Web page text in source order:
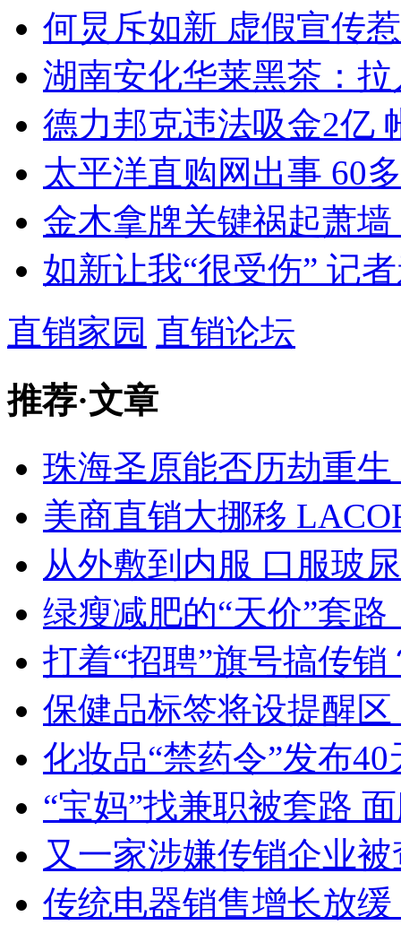
何炅斥如新 虚假宣传
湖南安化华莱黑茶：
德力邦克违法吸金2亿
太平洋直购网出事 60
金木拿牌关键祸起萧
如新让我“很受伤” 记
直销家园 直销论坛
推荐·文章
珠海圣原能否历劫重生
美商直销大挪移
从外敷到内服 口服玻
绿瘦减肥的“天价”套
打着“招聘”旗号搞传
保健品标签将设提醒
化妆品“禁药令”发布
“宝妈”找兼职被套路
又一家涉嫌传销企业
传统电器销售增长放